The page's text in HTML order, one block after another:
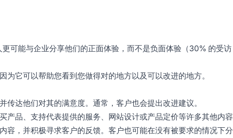
可能与企业分享他们的正面体验，而不是负面体验（30% 的受访
它可以帮助您看到您做得对的地方以及可以改进的地方。
达他们对其的满意度。通常，客户也会提出改进建议。
产品、支持代表提供的服务、网站设计或产品定价等许多其他内容
容，并积极寻求客户的反馈。客户也可能在没有被要求的情况下分